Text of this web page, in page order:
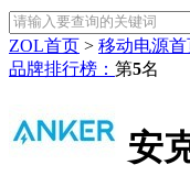
ZOL首页 > 移动电源首
品牌排行榜： 第5名
安